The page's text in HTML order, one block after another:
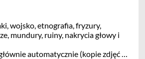
wojsko, etnografia, fryzury,
mundury, ruiny, nakrycia głowy i
automatycznie (kopie zdjęć z